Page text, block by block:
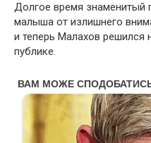
Долгое время знаменитый
малыша от излишнего
и теперь Малахов решился
публике.